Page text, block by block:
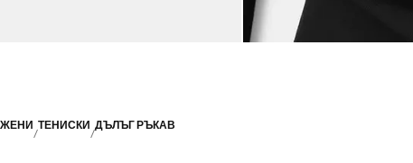
ЖЕНИ ТЕНИСКИ ДЪЛЪГ РЪКАВ